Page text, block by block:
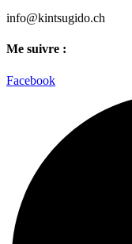
info@kintsugido.ch
Me suivre :
Facebook